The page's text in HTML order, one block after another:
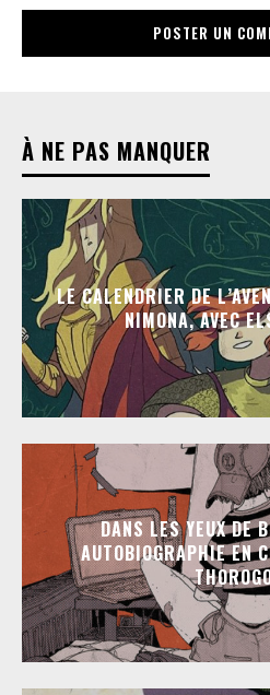
À NE PAS MANQUER
LE CALENDRIER DE
NIMONA, AVEC
DANS LES YEUX DE
AUTOBIOGRAPHIE EN